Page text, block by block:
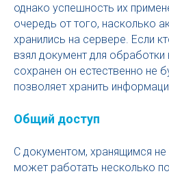
однако успешность их
очередь от того, насколько
хранились на сервере. Если
взял документ для
сохранен он естественно не
позволяет хранить
Общий доступ
С документом, хранящимся
может работать несколько